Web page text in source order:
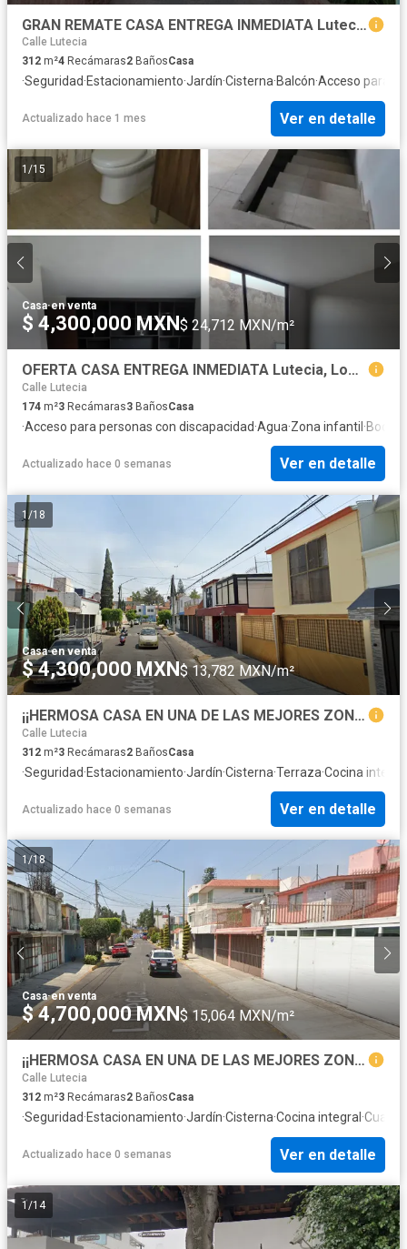
GRAN REMATE CASA ENTREGA INMEDIATA Lutecia , Lomas Estrella Iztapalapa
Calle Lutecia
312 m²4 Recámaras2 BañosCasa
·Seguridad·Estacionamiento·Jardín·Cisterna·Balcón·Acceso para
Actualizado hace 1 mes Ver en detalle
1 /15
Casa·en venta
$ 4,300,000 MXN $ 24,712 MXN/m²
OFERTA CASA ENTREGA INMEDIATA Lutecia, Lomas Estrella Iztapalapa
Calle Lutecia
174 m²3 Recámaras3 BañosCasa
·Acceso para personas con discapacidad·Agua·Zona infantil ·
Actualizado hace 0 semanas Ver en detalle
1/18
Casa·en venta
$ 4,300,000 MXN$ 13,782 MXN/m²
¡¡HERMOSA CASA EN UNA DE LAS MEJORES ZONAS DE LOMAS ESTRELLA!!
Calle Lutecia
312 m²3 Recámaras2 BañosCasa
·Seguridad·Estacionamiento·Jardín·Cisterna·Terraza·Cocina
Actualizado hace 0 semanas Ver en detalle
1/18
Casa·en venta
$ 4,700,000 MXN $ 15,064 MXN/m²
¡¡HERMOSA CASA EN UNA DE LAS MEJORES ZONAS DE LOMAS ESTRELLA!!
Calle Lutecia
312 m²3 Recámaras2 BañosCasa
·Seguridad·Estacionamiento·Jardín·Cisterna·Cocina integral ·Cuarto
Actualizado hace 0 semanas Ver en detalle
1/14